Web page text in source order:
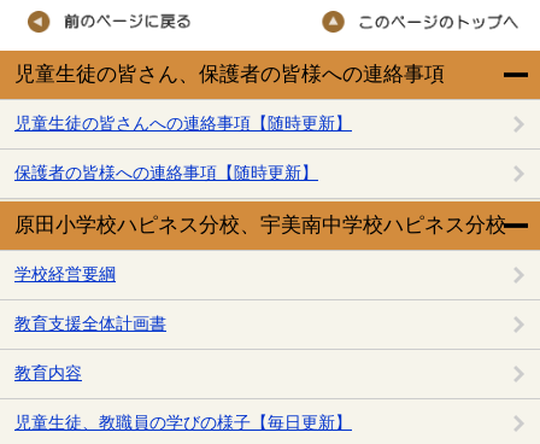
児童生徒の皆さん、保護者の皆様への連絡事項
児童生徒の皆さんへの連絡事項【随時更新】
保護者の皆様への連絡事項【随時更新】
原田小学校ハピネス分校、宇美南中学校ハピネス分校
学校経営要綱
教育支援全体計画書
教育内容
児童生徒、教職員の学びの様子【毎日更新】